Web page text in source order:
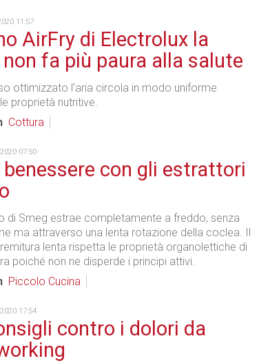
11:57
AirFry di Electrolux la
fa più paura alla salute
ottimizzato l’aria circola in modo uniforme
proprietà nutritive.
Cottura
07:50
benessere con gli estrattori
di Smeg estrae completamente a freddo, senza
ma attraverso una lenta rotazione della coclea. Il
lenta rispetta le proprietà organolettiche di
poiché non ne disperde i principi attivi.
Piccolo Cucina
17:54
contro i dolori da